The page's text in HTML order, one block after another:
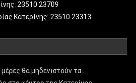
23510 23709
Κατερίνης: 23510 23313
θα μηδενιστούν τα…